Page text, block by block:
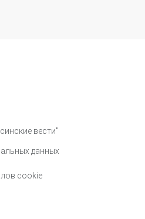
вести"
данных
cookie